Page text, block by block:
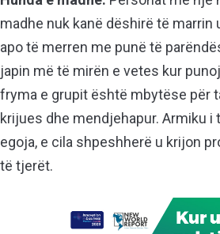
madhe nuk kanë dëshirë të marrin
apo të merren me punë të
japin më të mirën e vetes kur
fryma e grupit është mbytëse për
krijues dhe mendjehapur. Armiku i
egoja, e cila shpeshherë u krijon
të tjerët.